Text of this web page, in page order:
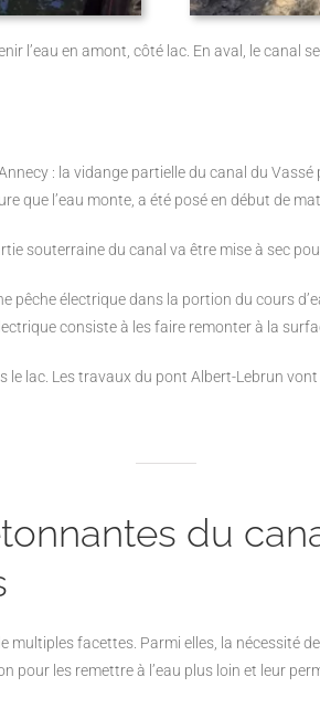
l’eau en amont, côté lac. En aval, le canal
: la vidange partielle du canal du Vassé
que l’eau monte, a été posé en début de
souterraine du canal va être mise à sec
pêcheélectrique dans la portion du cours
consiste à les faire remonter à la
le lac. Lestravaux du pont Albert-Lebrun vont
du
multiples facettes. Parmi elles, la nécessité de
pour les remettre à l’eau plus loin et leur